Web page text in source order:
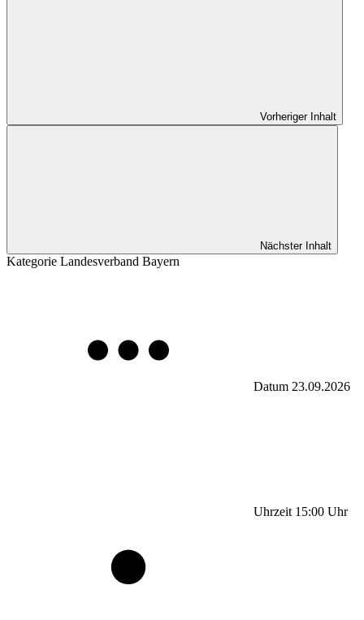
Vorheriger Inhalt
Nächster Inhalt
Kategorie Landesverband Bayern
Datum 23.09.2026
Uhrzeit 15:00 Uhr